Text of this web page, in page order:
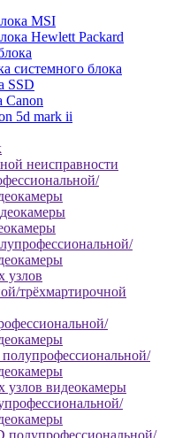
MSI
Hewlett Packard
системного блока
SSD
Canon
5d mark ii
неисправности
узлов
трёхмартирочной
узлов видеокамеры
полупрофессиональной/